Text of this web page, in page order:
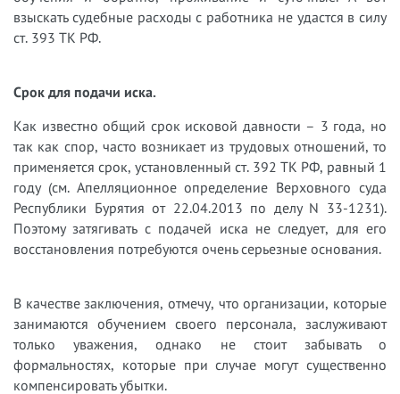
взыскать судебные расходы с работника не удастся в силу
ст. 393 ТК РФ.
Срок для подачи иска.
Как известно общий срок исковой давности – 3 года, но
так как спор, часто возникает из трудовых отношений, то
применяется срок, установленный ст. 392 ТК РФ, равный 1
году (см. Апелляционное определение Верховного суда
Республики Бурятия от 22.04.2013 по делу N 33-1231).
Поэтому затягивать с подачей иска не следует, для его
восстановления потребуются очень серьезные основания.
В качестве заключения, отмечу, что организации, которые
занимаются обучением своего персонала, заслуживают
только уважения, однако не стоит забывать о
формальностях, которые при случае могут существенно
компенсировать убытки.